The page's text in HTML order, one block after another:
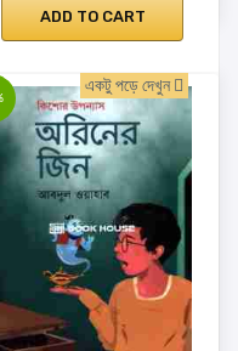
ADD TO CART
একটু পড়ে দেখুন